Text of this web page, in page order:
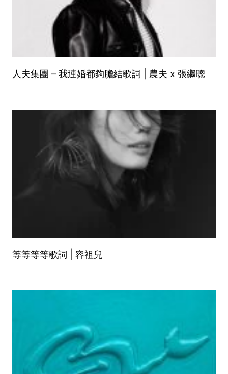
人夫集團 – 我連婚都夠膽結歌詞 | 農夫 x 張繼聰
等等等等歌詞 | 容祖兒